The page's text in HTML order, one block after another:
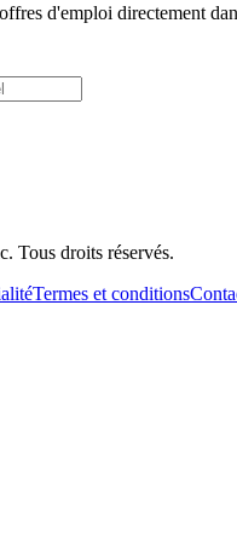
d'emploi directement
Tous droits réservés.
Termes et conditions